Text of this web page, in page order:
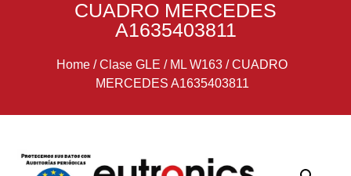
CUADRO MERCEDES
A1635403811
Home /Clase GLE / ML W163 /CUADRO
MERCEDES A1635403811